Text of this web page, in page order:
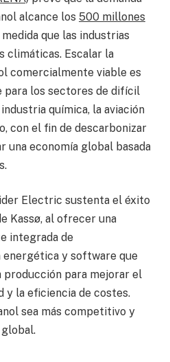
alcance los 500 millones
medida que las industrias
climáticas. Escalar la
comercialmente viable es
para los sectores de difícil
química, la aviación
con el fin de descarbonizar
una economía global basada
Electric sustenta el éxito
Kassø, al ofrecer una
integrada de
y software que
producción para mejorar el
y la eficiencia de costes.
sea más competitivo y